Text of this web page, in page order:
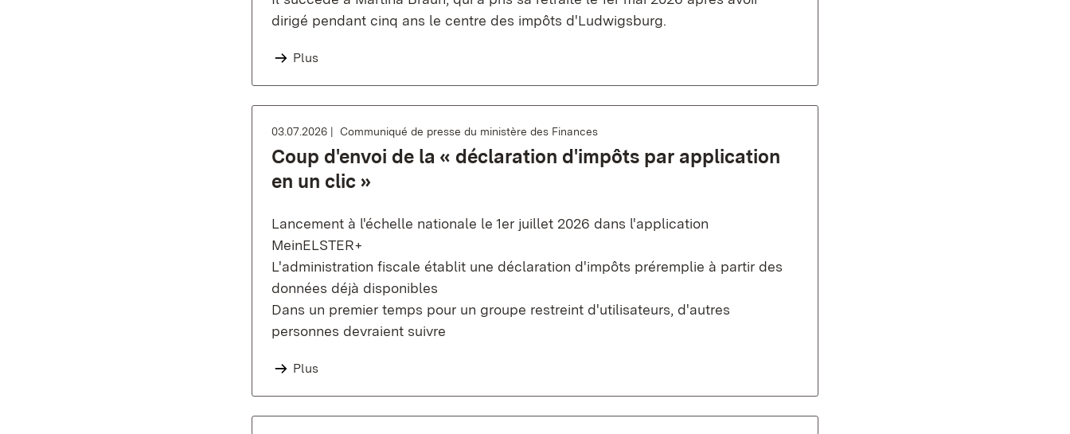
dirigé pendant cinq ans le centre des impôts d'Ludwigsburg.
Plus
03.07.2026 Communiqué de presse du ministère des Finances
Coup d'envoi de la « déclaration d'impôts par application
en un clic »
Lancement à l'échelle nationale le 1er juillet 2026 dans l'application
MeinELSTER+
L'administration fiscale établit une déclaration d'impôts préremplie à partir des
données déjà disponibles
Dans un premier temps pour un groupe restreint d'utilisateurs, d'autres
personnes devraient suivre
Plus